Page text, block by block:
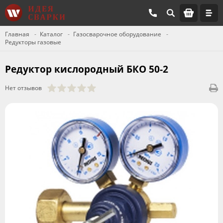
Главная Каталог
Газосварочное оборудование
Редукторы газовые
Редуктор кислородный БКО 50-2
Нет отзывов